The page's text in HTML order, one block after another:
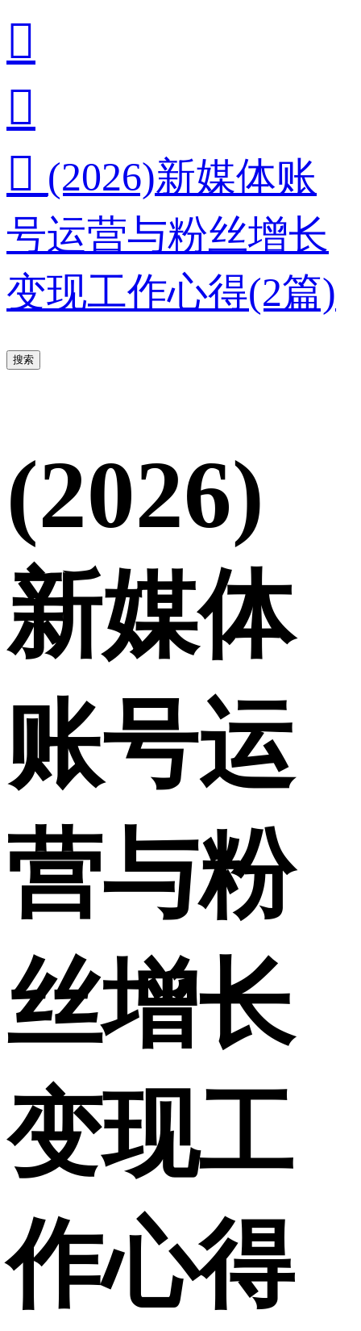


 (2026)新媒体账
号运营与粉丝增长
变现工作心得(2篇)
搜索
(2026)
新媒体
账号运
营与粉
丝增长
变现工
作心得